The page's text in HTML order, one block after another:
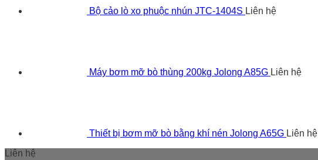
Bộ cảo lò xo phuộc nhún JTC-1404S Liên hệ
Máy bơm mỡ bò thùng 200kg Jolong A85G Liên hệ
Thiết bị bơm mỡ bò bằng khí nén Jolong A65G Liên hệ
Liên hệ